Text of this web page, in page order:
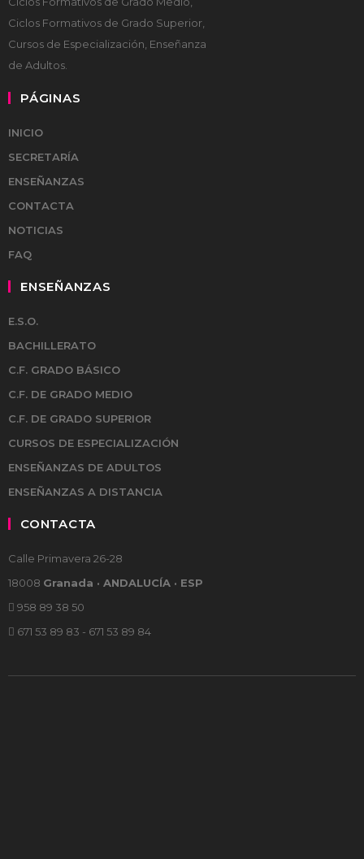
Ciclos Formativos de Grado Superior,
Cursos de Especialización, Enseñanza
de Adultos.
PÁGINAS
INICIO
SECRETARÍA
ENSEÑANZAS
CONTACTA
NOTICIAS
FAQ
ENSEÑANZAS
E.S.O.
BACHILLERATO
C.F. GRADO BÁSICO
C.F. DE GRADO MEDIO
C.F. DE GRADO SUPERIOR
CURSOS DE ESPECIALIZACIÓN
ENSEÑANZAS DE ADULTOS
ENSEÑANZAS A DISTANCIA
CONTACTA
Calle Primavera 26-28
18008 Granada · ANDALUCÍA · ESP
958 89 38 50
671 53 89 83 - 671 53 89 84